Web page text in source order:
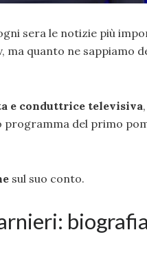
sera le notizie più
ma quanto ne sappiamo
e conduttrice televisiva
programma del primo
sul suo conto.